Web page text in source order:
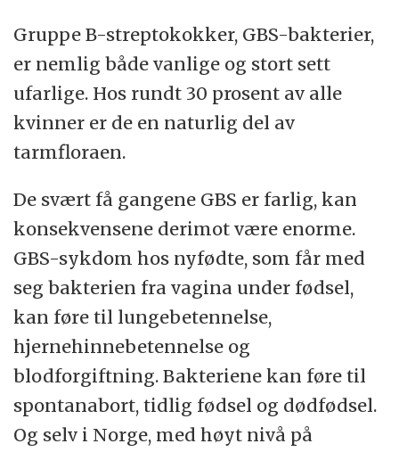
Gruppe B-streptokokker, GBS-bakterier,
er nemlig både vanlige og stort sett
ufarlige. Hos rundt 30 prosent av alle
kvinner er de en naturlig del av
tarmfloraen.
De svært få gangene GBS er farlig, kan
konsekvensene derimot være enorme.
GBS-sykdom hos nyfødte, som får med
seg bakterien fra vagina under fødsel,
kan føre til lungebetennelse,
hjernehinnebetennelse og
blodforgiftning. Bakteriene kan føre til
spontanabort, tidlig fødsel og dødfødsel.
Og selv i Norge, med høyt nivå på